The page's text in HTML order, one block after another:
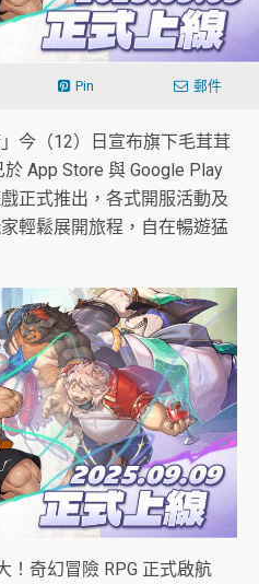
Pin 郵件
今（12）日宣布旗下毛茸茸
App Store 與 Google Play
正式推出，各式開服活動及
輕鬆展開旅程，自在暢遊猛
！奇幻冒險 RPG 正式啟航